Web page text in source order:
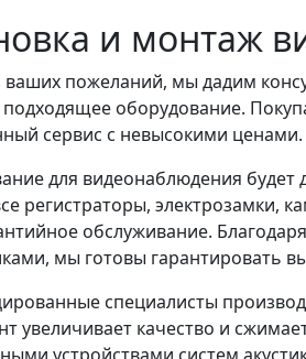
и монтаж
ваших пожеланий, мы дадим
оборудование.
сервис с невысокими ценами.
для видеонаблюдения будет
регистраторы,
обслуживание.
мы готовы гарантировать
специалисты
увеличивает качество и